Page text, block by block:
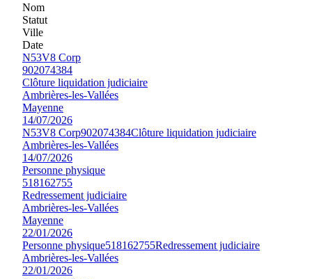
Nom
Statut
Ville
Date
N53V8 Corp
902074384
Clôture liquidation judiciaire
Ambrières-les-Vallées
Mayenne
14/07/2026
N53V8 Corp902074384Clôture liquidation judiciaire
Ambrières-les-Vallées
14/07/2026
Personne physique
518162755
Redressement judiciaire
Ambrières-les-Vallées
Mayenne
22/01/2026
Personne physique518162755Redressement judiciaire
Ambrières-les-Vallées
22/01/2026